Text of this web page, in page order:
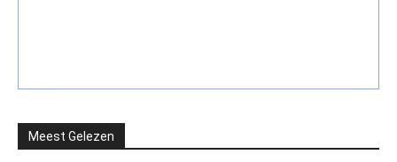
Meest Gelezen